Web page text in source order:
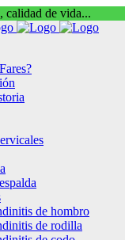
calidad de vida...
de hombro
de rodilla